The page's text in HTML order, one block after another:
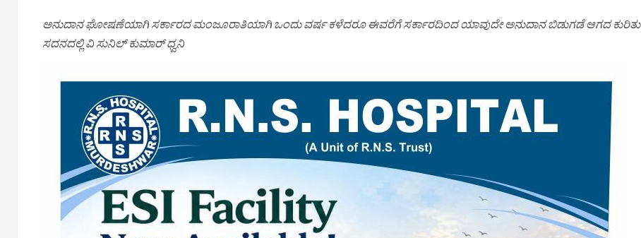
ಅನುದಾನ ಘೋಷಣೆಯಾಗಿ ಸರ್ಕಾರದ ಮಂಜೂರಾತಿಯಾಗಿ ಒಂದು ವರ್ಷ ಕಳೆದರೂ ಈವರೆಗೆ ಸರ್ಕಾರದಿಂದ ಯಾವುದೇ ಅನುದಾನ ಬಿಡುಗಡೆ ಆಗದ ಕುರಿತು
ಸದನದಲ್ಲಿ ವಿ ಸುನಿಲ್ ಕುಮಾರ್ ಧ್ವನಿ